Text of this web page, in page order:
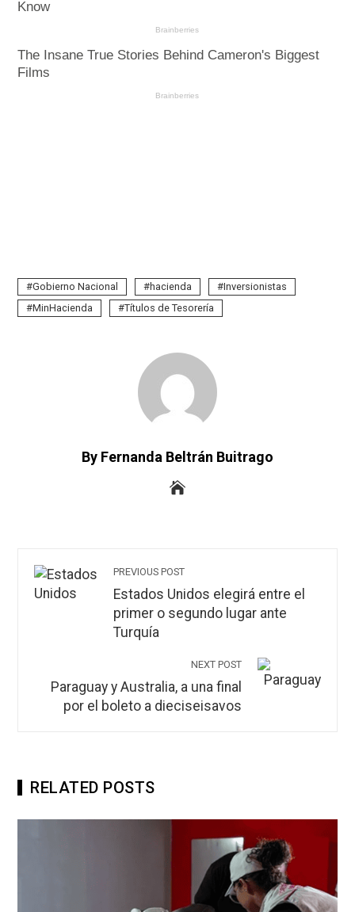
Gobierno Nacional hacienda
Inversionistas
MinHacienda
Títulos de Tesorería
By Fernanda Beltrán Buitrago
PREVIOUS POST
Estados Unidos elegirá entre el
primer o segundo lugar ante
Turquía
NEXT POST
Paraguay y Australia, a una final
por el boleto a dieciseisavos
RELATED POSTS